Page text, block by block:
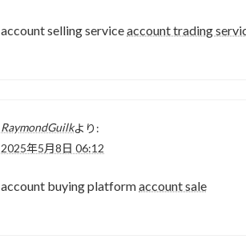
account selling serviceaccount trading
RaymondGuilkより:
2025年5月8日 06:12
account buying platformaccount sale